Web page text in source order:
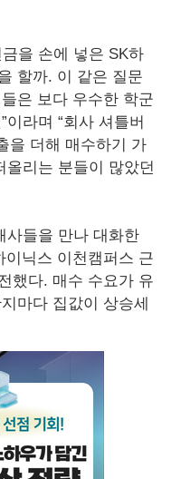
을 손에 넣은 SK하
할까. 이 같은 질문
은 보다 우수한 학군
라며 “회사 셔틀버
을 더해 매수하기 가
리는 분들이 많았던
사들을 만나 대화한
이닉스 이천캠퍼스 근
했다. 매수 수요가 유
마다 집값이 상승세